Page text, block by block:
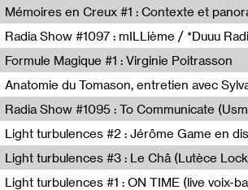
Sophie Auger-Grappin
Sophie Auger-Grappin
Radia Show #1097 : mILLième / *Duuu
Formule Magique #1 : Virginie Poitrasson
Nathalie Lacroix,Virginie Poitrasson
Loraine Baud,Sylvain Cardonnel
Usmaradio
Lutèce Lockness